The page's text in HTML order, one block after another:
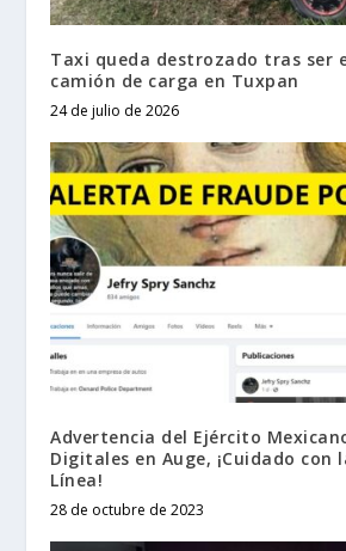
Taxi queda destrozado tras ser
camión de carga en Tuxpan
24 de julio de 2026
Advertencia del Ejército
Digitales en Auge, ¡Cuidado con
Línea!
28 de octubre de 2023